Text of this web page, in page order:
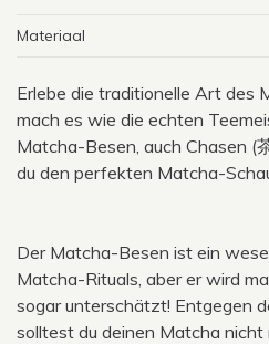
Materiaal
Erlebe die traditionelle Art des
mach es wie die echten
Matcha-Besen, auch Chasen (
du den perfekten Matcha-
Der Matcha-Besen ist ein
Matcha-Rituals, aber er wird
sogar unterschätzt! Entgegen
solltest du deinen Matcha nicht